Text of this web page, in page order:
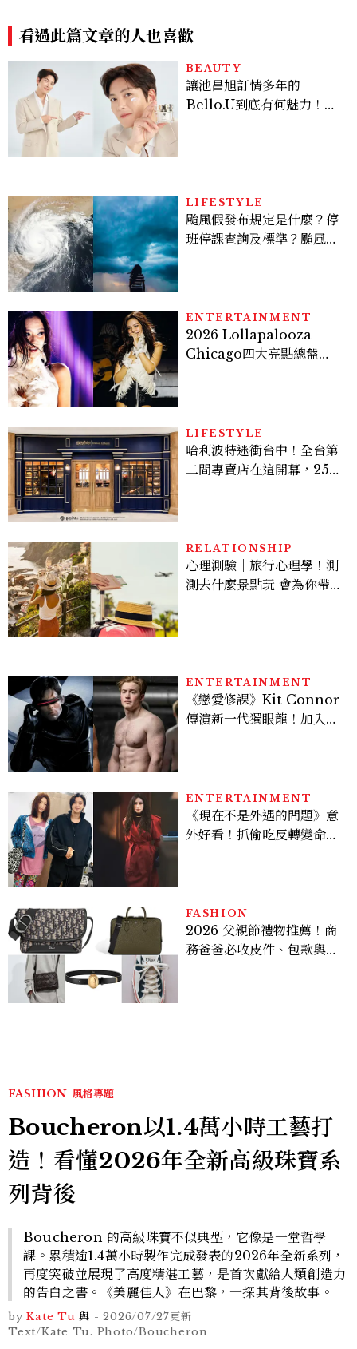
看過此篇文章的人也喜歡
BEAUTY
讓池昌旭訂情多年的
Bello.U到底有何魅力！揭
LIFESTYLE
颱風假發布規定是什麼？停
班停課查詢及標準？颱風假
ENTERTAINMENT
2026 Lollapalooza
Chicago四大亮點總盤
LIFESTYLE
哈利波特迷衝台中！全台第
二間專賣店在這開幕，25週
RELATIONSHIP
心理測驗｜旅行心理學！測
測去什麼景點玩 會為你帶來
ENTERTAINMENT
《戀愛修課》Kit Connor
傳演新一代獨眼龍！加入新
ENTERTAINMENT
《現在不是外遇的問題》意
外好看！抓偷吃反轉變命
看點懶人包
FASHION
2026 父親節禮物推薦！商
務爸爸必收皮件、包款與鞋
FASHION 風格專題
Boucheron以1.4萬小時工藝打
造！看懂2026年全新高級珠寶系
列背後
Boucheron 的高級珠寶不似典型，它像是一堂哲學
課。累積逾1.4萬小時製作完成發表的2026年全新系列，
再度突破並展現了高度精湛工藝，是首次獻給人類創造力
的告白之書。《美麗佳人》在巴黎，一探其背後故事。
by Kate Tu 與 -2026/07/27更新
Text/Kate Tu. Photo/Boucheron